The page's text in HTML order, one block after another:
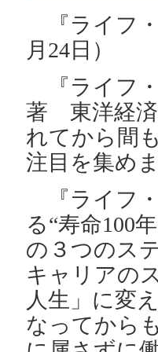
『ライフ
月 24日）
『ライフ
著 東洋経済
れてから間
注目を集め
『ライフ
る“寿命100
の３つのス
キャリアの
人生」に変
なってから